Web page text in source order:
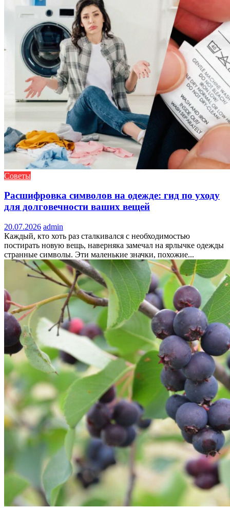
Советы
Расшифровка символов на одежде: гид по уходу
для долговечности ваших вещей
20.07.2026 admin
Каждый, кто хоть раз сталкивался с необходимостью
постирать новую вещь, наверняка замечал на ярлычке одежды
странные символы. Эти маленькие значки, похожие...